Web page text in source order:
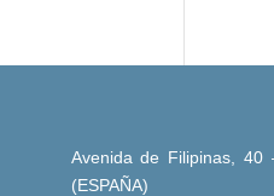
Avenida de Filipinas,
(ESPAÑA)